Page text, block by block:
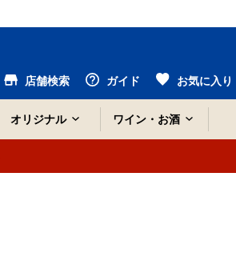
店舗検索 ガイド お気に入り
オリジナル ワイン・お酒